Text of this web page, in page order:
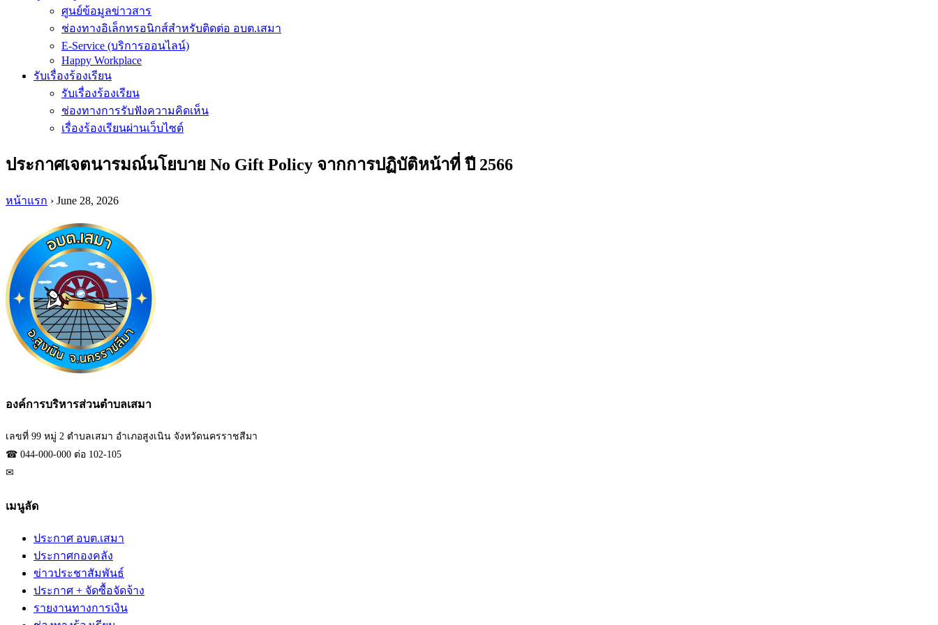
ศูนย์ข้อมูลข่าวสาร
ช่องทางอิเล็กทรอนิกส์สำหรับติดต่อ อบต.เสมา
E-Service (บริการออนไลน์)
Happy Workplace
รับเรื่องร้องเรียน
รับเรื่องร้องเรียน
ช่องทางการรับฟังความคิดเห็น
เรื่องร้องเรียนผ่านเว็บไซต์
ประกาศเจตนารมณ์นโยบาย No Gift Policy จากการปฏิบัติหน้าที่ ปี 2566
หน้าแรก › June 28, 2026
องค์การบริหารส่วนตำบลเสมา
เลขที่ 99 หมู่ 2 ตำบลเสมา อำเภอสูงเนิน จังหวัดนครราชสีมา
☎ 044-000-000 ต่อ 102-105
✉
เมนูลัด
ประกาศ อบต.เสมา
ประกาศกองคลัง
ข่าวประชาสัมพันธ์
ประกาศ + จัดซื้อจัดจ้าง
รายงานทางการเงิน